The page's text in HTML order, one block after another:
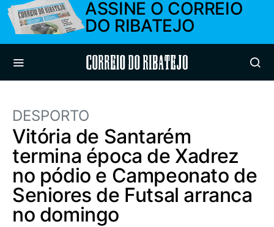
ASSINE O CORREIO
DO RIBATEJO
Correio do Ribatejo
DESPORTO
Vitória de Santarém
termina época de Xadrez
no pódio e Campeonato de
Seniores de Futsal arranca
no domingo